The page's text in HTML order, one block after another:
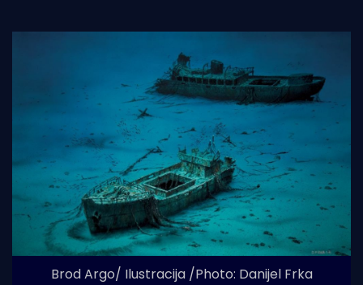
Brod Argo/ Ilustracija /Photo: Danijel Frka